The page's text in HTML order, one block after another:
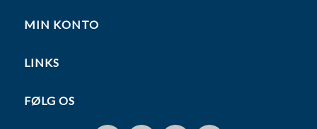
MIN KONTO
LINKS
FØLG OS